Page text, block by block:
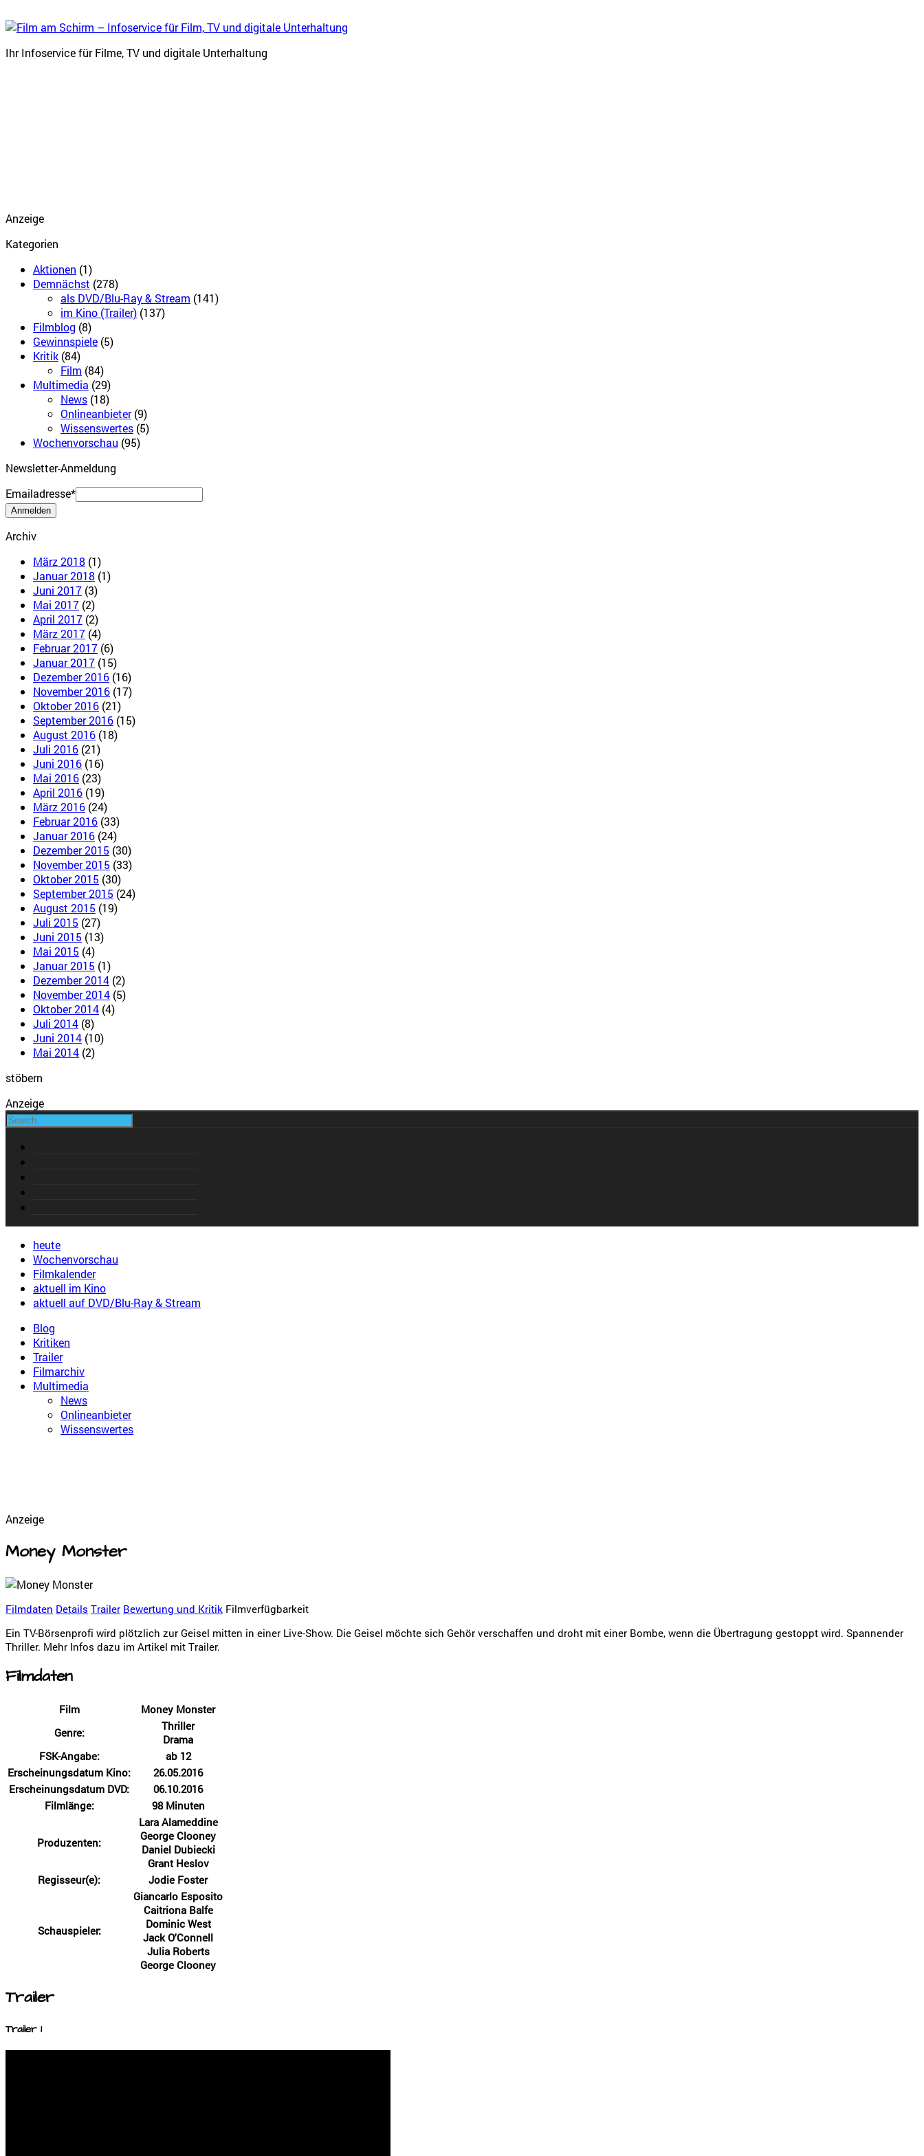
Ihr Infoservice für Filme, TV und digitale Unterhaltung
Anzeige
Kategorien
Aktionen (1)
Demnächst (278)
als DVD/Blu-Ray & Stream (141)
im Kino (Trailer) (137)
Filmblog (8)
Gewinnspiele (5)
Kritik (84)
Film (84)
Multimedia (29)
News (18)
Onlineanbieter(9)
Wissenswertes (5)
Wochenvorschau (95)
Newsletter-Anmeldung
Emailadresse*
Archiv
März 2018 (1)
Januar 2018 (1)
Juni 2017 (3)
Mai 2017 (2)
April 2017 (2)
März 2017 (4)
Februar 2017 (6)
Januar 2017 (15)
Dezember 2016 (16)
November 2016 (17)
Oktober 2016 (21)
September 2016 (15)
August 2016 (18)
Juli 2016 (21)
Juni 2016 (16)
Mai 2016 (23)
April 2016 (19)
März 2016 (24)
Februar 2016 (33)
Januar 2016 (24)
Dezember 2015 (30)
November 2015 (33)
Oktober 2015 (30)
September 2015 (24)
August 2015 (19)
Juli 2015 (27)
Juni 2015 (13)
Mai 2015 (4)
Januar 2015 (1)
Dezember 2014 (2)
November 2014 (5)
Oktober 2014 (4)
Juli 2014 (8)
Juni 2014 (10)
Mai 2014 (2)
stöbern
Anzeige
heute
Wochenvorschau
Filmkalender
aktuell im Kino
aktuell auf DVD/Blu-Ray & Stream
Blog
Kritiken
Trailer
Filmarchiv
Multimedia
News
Onlineanbieter
Wissenswertes
Anzeige
Money Monster
Filmdaten Details Trailer Bewertung und Kritik Filmverfügbarkeit
Ein TV-Börsenprofi wird plötzlich zur Geisel mitten in einer Live-Show. Die Geisel möchte sich Gehör verschaffen und droht mit einer Bombe, wenn die Übertragung gestoppt wird. Spannender
Thriller. Mehr Infos dazu im Artikel mit Trailer.
Filmdaten
Film
Money Monster
Genre:
Thriller
Drama
FSK-Angabe:
ab 12
Erscheinungsdatum Kino:
26.05.2016
Erscheinungsdatum DVD:
06.10.2016
Filmlänge:
98 Minuten
Produzenten:
Lara Alameddine
George Clooney
Daniel Dubiecki
Grant Heslov
Regisseur(e):
Jodie Foster
Schauspieler:
Giancarlo Esposito
Caitriona Balfe
Dominic West
Jack O'Connell
Julia Roberts
George Clooney
Trailer
Trailer 1